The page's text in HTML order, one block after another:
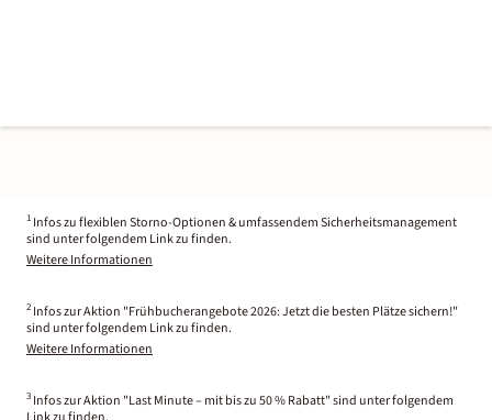
1 Infos zu flexiblen Storno-Optionen & umfassendem Sicherheitsmanagement
sind unter folgendem Link zu finden.
Weitere Informationen
2 Infos zur Aktion "Frühbucherangebote 2026: Jetzt die besten Plätze sichern!"
sind unter folgendem Link zu finden.
Weitere Informationen
3 Infos zur Aktion "Last Minute – mit bis zu 50 % Rabatt" sind unter folgendem